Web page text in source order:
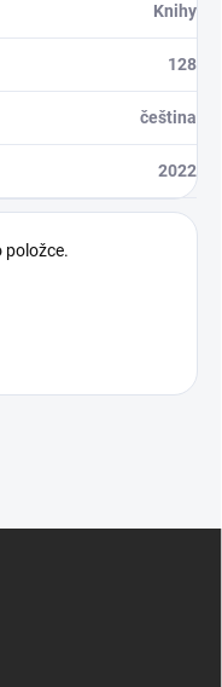
Knihy
128
čeština
2022
položce.